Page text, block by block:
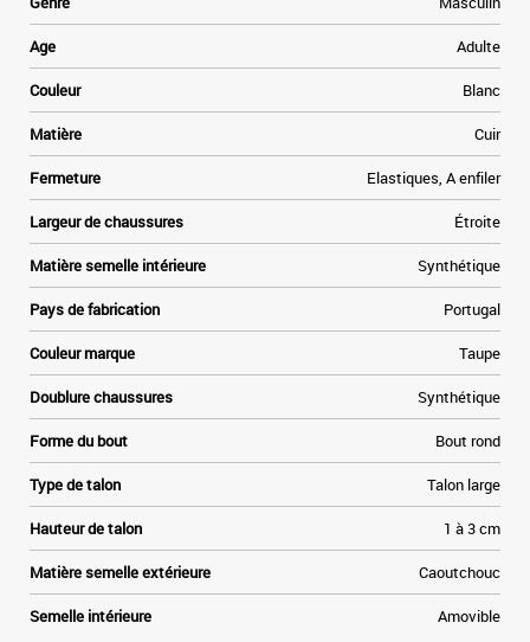
Age Adulte
Couleur Blanc
Matière Cuir
Fermeture Elastiques, A enfiler
Largeur de chaussures Étroite
Matière semelle intérieure Synthétique
Pays de fabrication Portugal
Couleur marque Taupe
Doublure chaussures Synthétique
Forme du bout Bout rond
Type de talon Talon large
Hauteur de talon 1 à 3 cm
Matière semelle extérieure Caoutchouc
Semelle intérieure Amovible